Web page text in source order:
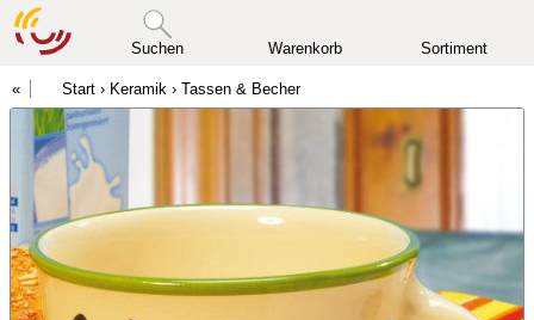
Suchen Warenkorb Sortiment
Start › Keramik › Tassen & Becher